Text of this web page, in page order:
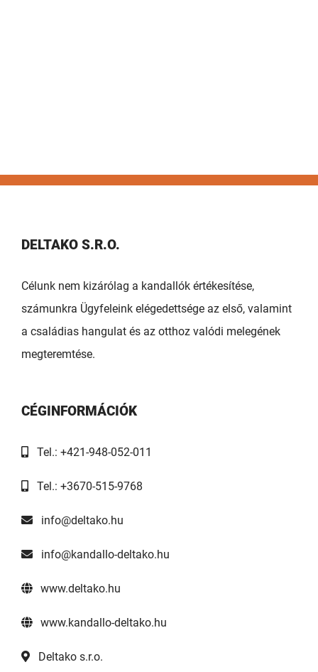
DELTAKO S.R.O.
Célunk nem kizárólag a kandallók értékesítése,
számunkra Ügyfeleink elégedettsége az első, valamint
a családias hangulat és az otthoz valódi melegének
megteremtése.
CÉGINFORMÁCIÓK
Tel.: +421-948-052-011
Tel.: +3670-515-9768
info@deltako.hu
info@kandallo-deltako.hu
www.deltako.hu
www.kandallo-deltako.hu
Deltako s.r.o.